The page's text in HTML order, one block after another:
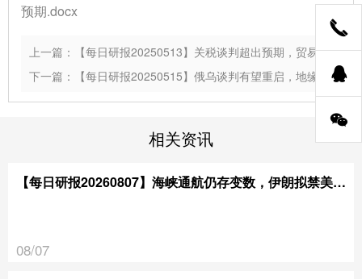
预期.docx
上一篇：【每日研报20250513】关税谈判超出预期，贸易风险显著下行
相关资讯
【每日研报20260807】海峡通航仍存变数，伊朗拟禁美以通行
08/07